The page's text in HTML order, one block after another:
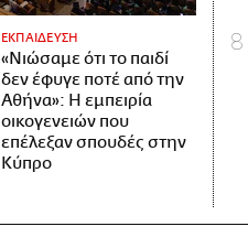
ΕΚΠΑΙΔΕΥΣΗ
«Νιώσαμε ότι το παιδί
δεν έφυγε ποτέ από την
Αθήνα»: Η εμπειρία
οικογενειών που
επέλεξαν σπουδές στην
Κύπρο